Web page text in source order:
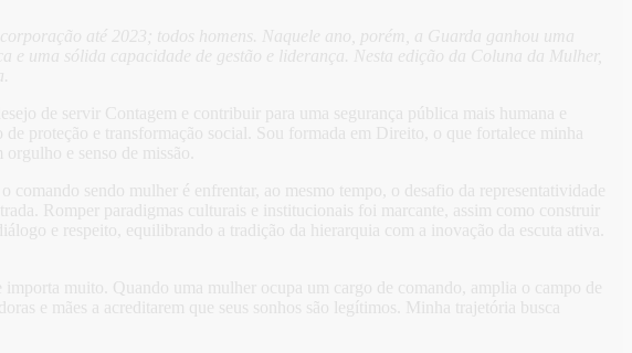
até 2023; todos homens. Naquele ano, porém, a Guarda ganhou uma
uma sólida capacidade de gestão e liderança. Nesta edição da Coluna da Mulher,
de servir Contagem e contribuir para uma segurança pública mais humana e
proteção e transformação social. Sou formada em Direito, o que fortalece minha
e senso de missão.
o comando sendo mulher é enfrentar, ao mesmo tempo, o desafio da representatividade
Romper paradigmas culturais e institucionais foi marcante, assim como construir
e respeito, equilibrando a tradição da hierarquia com a inovação da escuta ativa.
importa muito. Quando uma mulher ocupa um cargo de comando, amplia o campo de
e mães a acreditarem que seus sonhos são legítimos. Minha trajetória busca